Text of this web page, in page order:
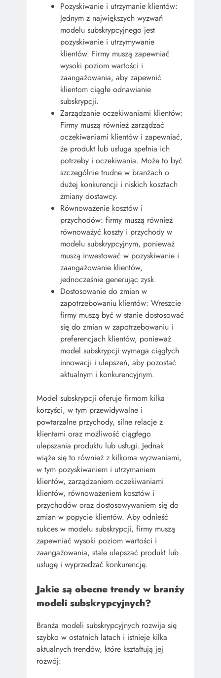
Pozyskiwanie i utrzymanie klientów:
Jednym z największych wyzwań
modelu subskrypcyjnego jest
pozyskiwanie i utrzymywanie
klientów. Firmy muszą zapewniać
wysoki poziom wartości i
zaangażowania, aby zapewnić
klientom ciągłe odnawianie
subskrypcji.
Zarządzanie oczekiwaniami klientów:
Firmy muszą również zarządzać
oczekiwaniami klientów i zapewniać,
że produkt lub usługa spełnia ich
potrzeby i oczekiwania. Może to być
szczególnie trudne w branżach o
dużej konkurencji i niskich kosztach
zmiany dostawcy.
Równoważenie kosztów i
przychodów: firmy muszą również
równoważyć koszty i przychody w
modelu subskrypcyjnym, ponieważ
muszą inwestować w pozyskiwanie i
zaangażowanie klientów,
jednocześnie generując zysk.
Dostosowanie do zmian w
zapotrzebowaniu klientów: Wreszcie
firmy muszą być w stanie dostosować
się do zmian w zapotrzebowaniu i
preferencjach klientów, ponieważ
model subskrypcji wymaga ciągłych
innowacji i ulepszeń, aby pozostać
aktualnym i konkurencyjnym.
Model subskrypcji oferuje firmom kilka
korzyści, w tym przewidywalne i
powtarzalne przychody, silne relacje z
klientami oraz możliwość ciągłego
ulepszania produktu lub usługi. Jednak
wiąże się to również z kilkoma wyzwaniami,
w tym pozyskiwaniem i utrzymaniem
klientów, zarządzaniem oczekiwaniami
klientów, równoważeniem kosztów i
przychodów oraz dostosowywaniem się do
zmian w popycie klientów. Aby odnieść
sukces w modelu subskrypcji, firmy muszą
zapewniać wysoki poziom wartości i
zaangażowania, stale ulepszać produkt lub
usługę i wyprzedzać konkurencję.
Jakie są obecne trendy w branży
modeli subskrypcyjnych?
Branża modeli subskrypcyjnych rozwija się
szybko w ostatnich latach i istnieje kilka
aktualnych trendów, które kształtują jej
rozwój: